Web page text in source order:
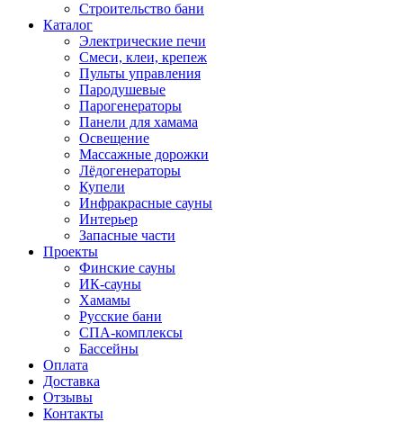
Строительство бани
Каталог
Электрические печи
Смеси, клеи, крепеж
Пульты управления
Пародушевые
Парогенераторы
Панели для хамама
Освещение
Массажные дорожки
Лёдогенераторы
Купели
Инфракрасные сауны
Интерьер
Запасные части
Проекты
Финские сауны
ИК-сауны
Хамамы
Русские бани
СПА-комплексы
Бассейны
Оплата
Доставка
Отзывы
Контакты